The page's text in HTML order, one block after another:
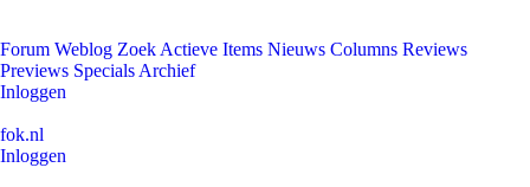
Forum Weblog Zoek Actieve Items Nieuws Columns Reviews
Previews Specials Archief
Inloggen
fok.nl
Inloggen